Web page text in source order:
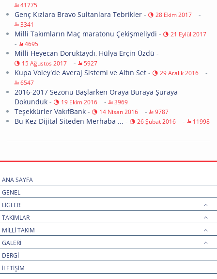
41775
Genç Kızlara Bravo Sultanlara Tebrikler - 28 Ekim 2017 -
3341
Milli Takımların Maç maratonu Çekişmeliydi - 21 Eylül 2017
- 4695
Milli Heyecan Doruktaydı, Hülya Erçin Üzdü -
15 Ağustos 2017 - 5927
Kupa Voley'de Averaj Sistemi ve Altın Set - 29 Aralık 2016 -
6547
2016-2017 Sezonu Başlarken Oraya Buraya Şuraya
Dokunduk - 19 Ekim 2016 - 3969
Teşekkürler VakıfBank - 14 Nisan 2016 - 9787
Bu Kez Dijital Siteden Merhaba ... - 26 Şubat 2016 - 11998
ANA SAYFA
GENEL
LİGLER
TAKIMLAR
MİLLİ TAKIM
GALERİ
DERGİ
İLETİŞİM